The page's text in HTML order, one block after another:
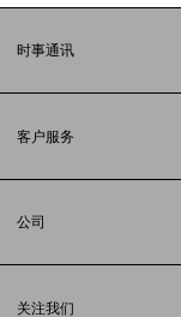
时事通讯
客户服务
配送方式
支付
常见问题解答
公司
关注我们